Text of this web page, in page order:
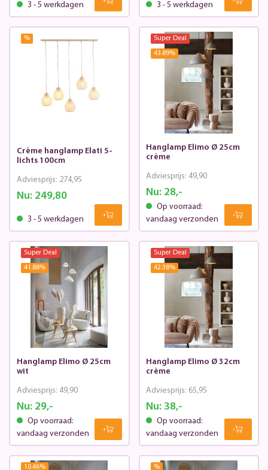
3 - 5 werkdagen 3 - 5 werkdagen
%
Crème hanglamp Elati 5-
lichts 100cm
Nu:249,80
Adviesprijs: 274,95
3 - 5 werkdagen
Super Deal
43.89%
Hanglamp Elimo Ø 25cm
crème
Nu: 28,-
Adviesprijs: 49,90
Op voorraad:
vandaag verzonden
Super Deal
41.88%
Hanglamp Elimo Ø 25cm
wit
Nu:29,-
Adviesprijs: 49,90
Op voorraad:
vandaag verzonden
Super Deal
42.38%
Hanglamp Elimo Ø 32cm
crème
Nu: 38,-
Adviesprijs: 65,95
Op voorraad:
vandaag verzonden
10.46% %